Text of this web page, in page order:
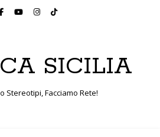
SICILIA
Stereotipi, Facciamo Rete!